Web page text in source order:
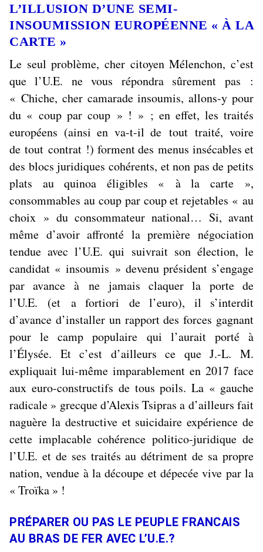
L’ILLUSION D’UNE SEMI-
INSOUMISSION EUROPÉENNE « À LA
CARTE »
Le seul problème, cher citoyen Mélenchon, c’est
que l’U.E. ne vous répondra sûrement pas :
« Chiche, cher camarade insoumis, allons-y pour
du « coup par coup » ! » ; en effet, les traités
européens (ainsi en va-t-il de touttraité, voire
detout contrat !) forment desmenus insécables et
des blocs juridiques cohérents, et non pas de petits
plats au quinoa éligibles « à la carte »,
consommables au coup par coup et rejetables « au
choix » du consommateur national… Si, avant
même d’avoir affronté la première négociation
tendue avec l’U.E. qui suivrait son élection, le
candidat « insoumis » devenu président s’engage
par avance àne jamais claquer la porte de
l’U.E. (et a fortiori de l’euro), il s’interdit
d’avance d’installer un rapport des forces gagnant
pour le camp populaire qui l’aurait porté à
l’Élysée. Et c’est d’ailleurs ce que J.-L. M.
expliquait lui-même imparablement en 2017 face
aux euro-constructifs de tous poils. La « gauche
radicale » grecque d’Alexis Tsipras a d’ailleurs fait
naguère la destructive et suicidaire expérience de
cette implacable cohérence politico-juridique de
l’U.E. et de ses traités au détriment de sa propre
nation, vendue à la découpe et dépecée vive par la
« Troïka » !
PRÉPARER OU PAS LE PEUPLE FRANCAIS
AU BRAS DE FER AVEC L’U.E.?